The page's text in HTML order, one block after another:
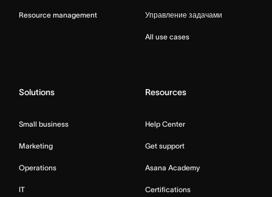
Resource management Управление задачами
All use cases
Solutions
Small business
Marketing
Operations
IT
Resources
Help Center
Get support
Asana Academy
Certifications